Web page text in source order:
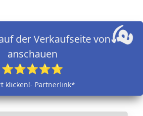
der Verkaufseite von
anschauen
⭐⭐⭐⭐⭐
klicken!- Partnerlink*